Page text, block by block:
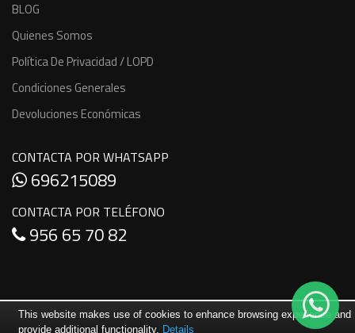
BLOG
Quienes Somos
Política De Privacidad / LOPD
Condiciones Generales
Devoluciones Económicas
CONTACTA POR WHATSAPP
696215089
CONTACTA POR TELÉFONO
956 65 70 82
This website makes use of cookies to enhance browsing experience and
provide additional functionality. Details